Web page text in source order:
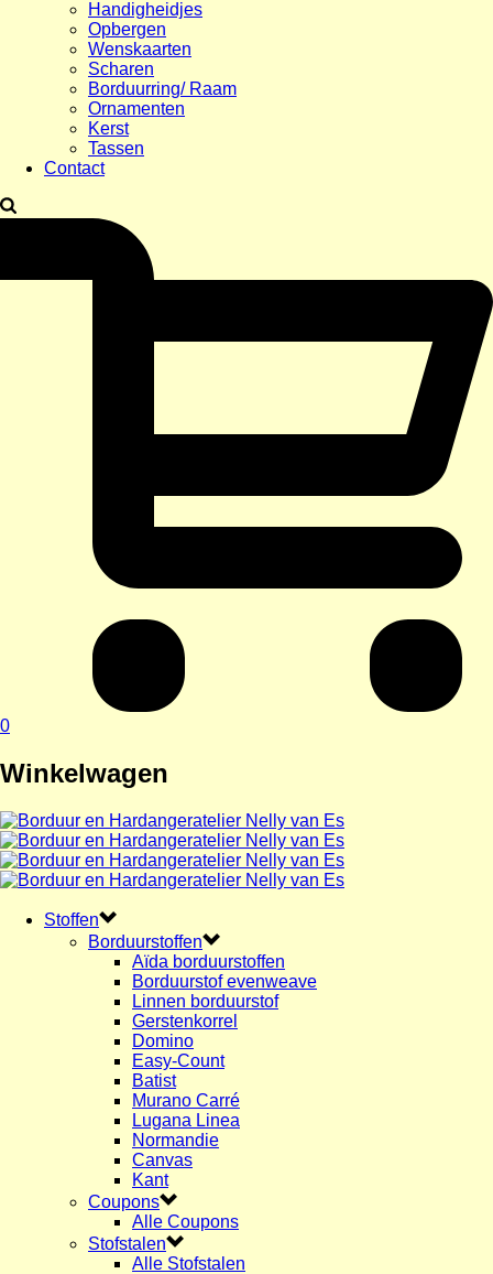
Handigheidjes
Opbergen
Wenskaarten
Scharen
Borduurring/ Raam
Ornamenten
Kerst
Tassen
Contact
0
Winkelwagen
Stoffen
Borduurstoffen
Aïda borduurstoffen
Borduurstof evenweave
Linnen borduurstof
Gerstenkorrel
Domino
Easy-Count
Batist
Murano Carré
Lugana Linea
Normandie
Canvas
Kant
Coupons
Alle Coupons
Stofstalen
Alle Stofstalen